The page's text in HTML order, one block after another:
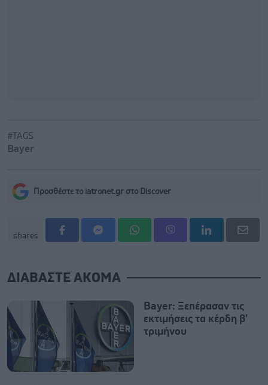
#TAGS
Bayer
Προσθέστε το iatronet.gr στο Discover
shares
ΔΙΑΒΑΣΤΕ ΑΚΟΜΑ
Bayer: Ξεπέρασαν τις
εκτιμήσεις τα κέρδη β'
τριμήνου